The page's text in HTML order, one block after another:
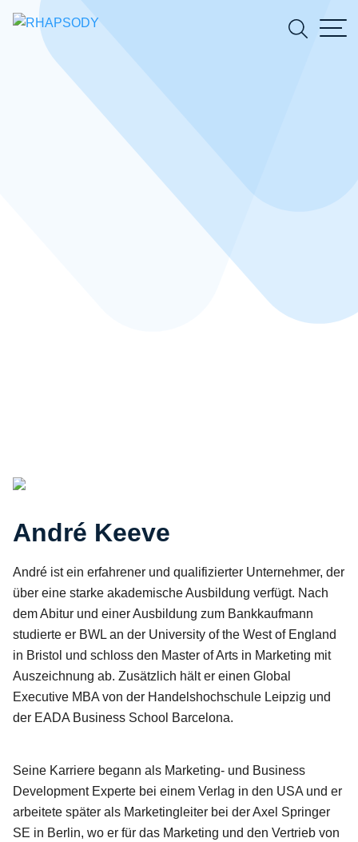
Suchfeld
Die Köpfe hinter
RHAPSODY CRM
Gemeinsam führen André und Martin erfolgreich die
Geschicke von RHAPSODY. Mehr zum Werdegang der
beiden Geschäftsführer und was sie privat bewegt:
André Keeve
André ist ein erfahrener und qualifizierter Unternehmer, der
über eine starke akademische Ausbildung verfügt. Nach
dem Abitur und einer Ausbildung zum Bankkaufmann
studierte er BWL an der University of the West of England
in Bristol und schloss den Master of Arts in Marketing mit
Auszeichnung ab. Zusätzlich hält er einen Global
Executive MBA von der Handelshochschule Leipzig und
der EADA Business School Barcelona.
Seine Karriere begann als Marketing- und Business
Development Experte bei einem Verlag in den USA und er
arbeitete später als Marketingleiter bei der Axel Springer
SE in Berlin, wo er für das Marketing und den Vertrieb von